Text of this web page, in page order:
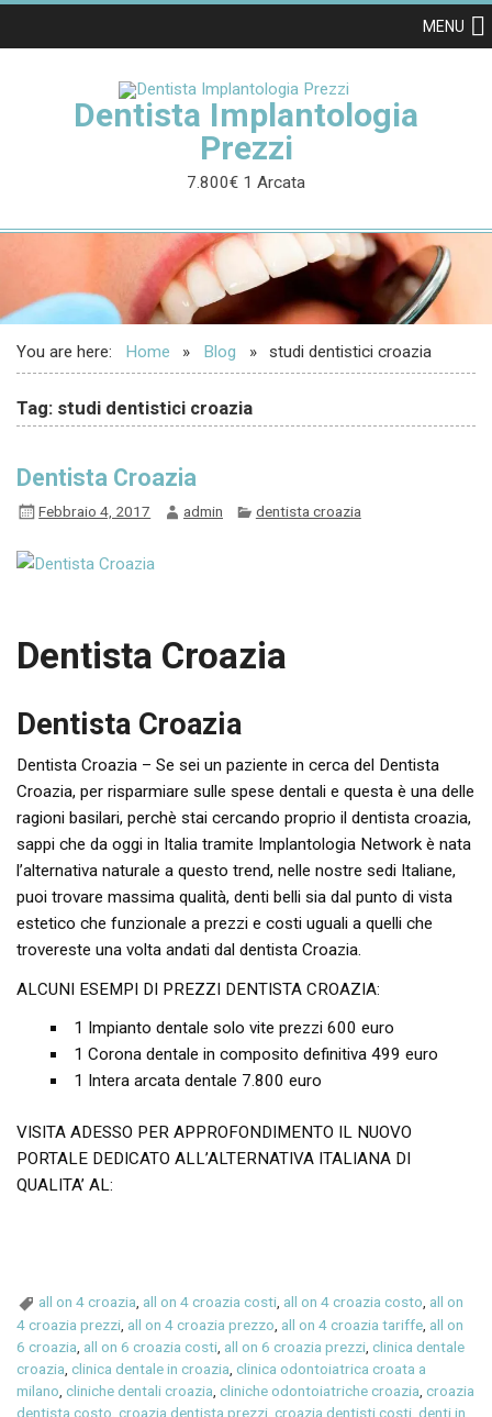
MENU
Dentista Implantologia
Prezzi
7.800€ 1 Arcata
You are here: Home Blog studi dentistici croazia
Tag: studi dentistici croazia
Dentista Croazia
Febbraio 4, 2017 admin dentista croazia
Dentista Croazia
Dentista Croazia
Dentista Croazia – Se sei un paziente in cerca del Dentista
Croazia, per risparmiare sulle spese dentali e questa è una delle
ragioni basilari, perchè stai cercando proprio il dentista croazia,
sappi che da oggi in Italia tramite Implantologia Network è nata
l’alternativa naturale a questo trend, nelle nostre sedi Italiane,
puoi trovare massima qualità, denti belli sia dal punto di vista
estetico che funzionale a prezzi e costi uguali a quelli che
trovereste una volta andati dal dentista Croazia.
ALCUNI ESEMPI DI PREZZI DENTISTA CROAZIA:
1 Impianto dentale solo vite prezzi 600 euro
1 Corona dentale in composito definitiva 499 euro
1 Intera arcata dentale 7.800 euro
VISITA ADESSO PER APPROFONDIMENTO IL NUOVO
PORTALE DEDICATO ALL’ALTERNATIVA ITALIANA DI
QUALITA’ AL:
all on 4 croazia all on 4 croazia costi all on 4 croazia costo all on
4 croazia prezzi all on 4 croazia prezzo all on 4 croazia tariffe all on
6 croazia all on 6 croazia costi all on 6 croazia prezzi ,clinica dentale
croazia ,clinica dentale in croazia ,clinica odontoiatrica croata a
milano ,cliniche dentali croazia ,cliniche odontoiatriche croazia ,croazia
dentista costo ,croazia dentista prezzi ,croazia dentisti costi ,denti in